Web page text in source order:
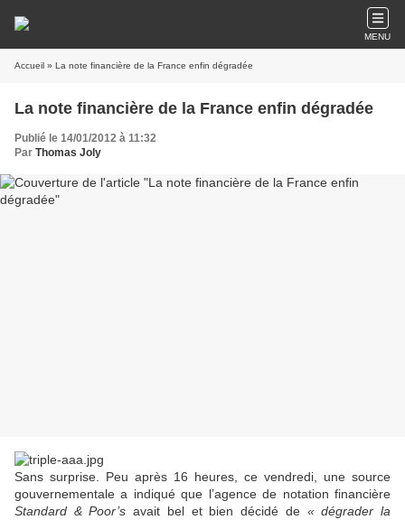
MENU
Accueil » La note financière de la France enfin dégradée
La note financière de la France enfin dégradée
Publié le 14/01/2012 à 11:32
Par Thomas Joly
Sans surprise. Peu après 16 heures, ce vendredi, une source
gouvernementale a indiqué que l’agence de notation financière
Standard & Poor’s avait bel et bien décidé de « dégrader la